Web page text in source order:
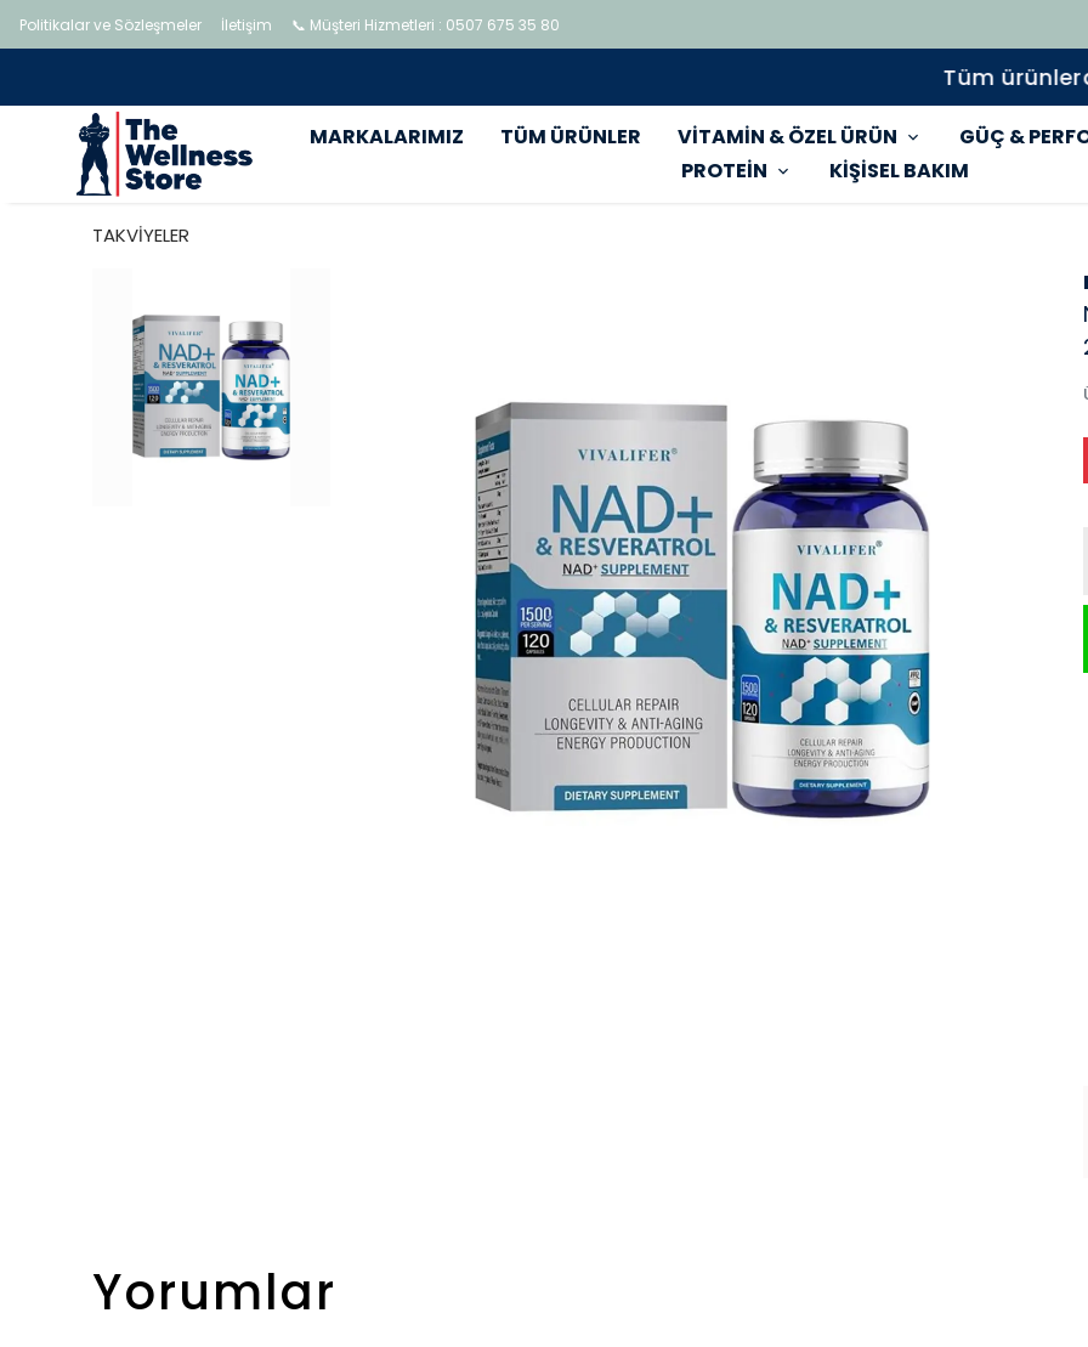
Politikalar ve Sözleşmeler İletişim 📞 Müşteri Hizmetleri : 0507 675 35 80
Tüm ürünlerde geçerli %15 indirim
MARKALARIMIZ TÜM ÜRÜNLER VİTAMİN & ÖZEL ÜRÜN
GÜÇ &
PROTEİN
KİŞİSEL BAKIM
TAKVİYELER
Yorumlar